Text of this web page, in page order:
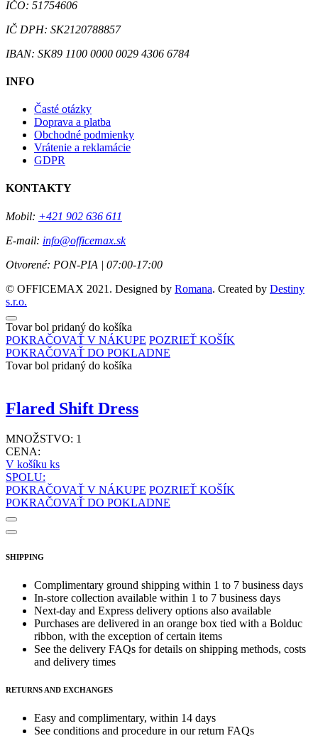
IČO: 51754606
IČ DPH: SK2120788857
IBAN: SK89 1100 0000 0029 4306 6784
INFO
Časté otázky
Doprava a platba
Obchodné podmienky
Vrátenie a reklamácie
GDPR
KONTAKTY
Mobil: +421 902 636 611
E-mail: info@officemax.sk
Otvorené: PON-PIA | 07:00-17:00
© OFFICEMAX 2021. Designed by Romana. Created by Destiny
s.r.o.
Tovar bol pridaný do košíka
POKRAČOVAŤ V NÁKUPE POZRIEŤ KOŠÍK
POKRAČOVAŤ DO POKLADNE
Tovar bol pridaný do košíka
Flared Shift Dress
MNOŽSTVO: 1
CENA:
V košíku ks
SPOLU:
POKRAČOVAŤ V NÁKUPE POZRIEŤ KOŠÍK
POKRAČOVAŤ DO POKLADNE
SHIPPING
Complimentary ground shipping within 1 to 7 business days
In-store collection available within 1 to 7 business days
Next-day and Express delivery options also available
Purchases are delivered in an orange box tied with a Bolduc
ribbon, with the exception of certain items
See the delivery FAQs for details on shipping methods, costs
and delivery times
RETURNS AND EXCHANGES
Easy and complimentary, within 14 days
See conditions and procedure in our return FAQs